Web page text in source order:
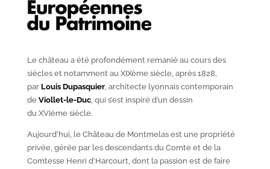
Le château a été profondément remanié au cours des
siècles et notamment au XIXèmesiècle, après 1828,
par Louis Dupasquier, architecte lyonnais contemporain
de Viollet-le-Duc, qui s’est inspiré d’un dessin
du XVIèmesiècle.
Aujourd’hui, le Château de Montmelas est une propriété
privée, gérée par les descendants du Comte et de la
Comtesse Henri d’Harcourt, dont la passion est de faire